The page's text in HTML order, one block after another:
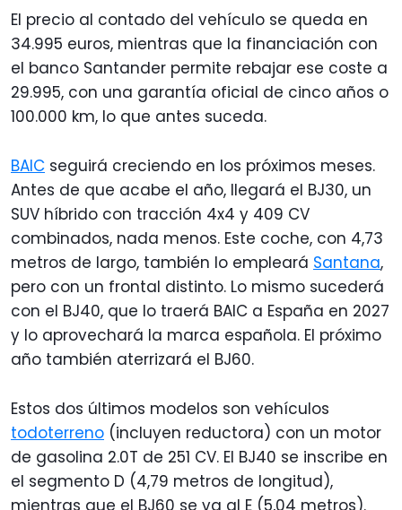
El precio al contado del vehículo se queda en
34.995 euros, mientras que la financiación con
el banco Santander permite rebajar ese coste a
29.995, con una garantía oficial de cinco años o
100.000 km, lo que antes suceda.
BAIC seguirá creciendo en los próximos meses.
Antes de que acabe el año, llegará el BJ30, un
SUV híbrido con tracción 4x4 y 409 CV
combinados, nada menos. Este coche, con 4,73
metros de largo, también lo empleará Santana,
pero con un frontal distinto. Lo mismo sucederá
con el BJ40, que lo traerá BAIC a España en 2027
y lo aprovechará la marca española. El próximo
año también aterrizará el BJ60.
Estos dos últimos modelos son vehículos
todoterreno (incluyen reductora) con un motor
de gasolina 2.0T de 251 CV. El BJ40 se inscribe en
el segmento D (4,79 metros de longitud),